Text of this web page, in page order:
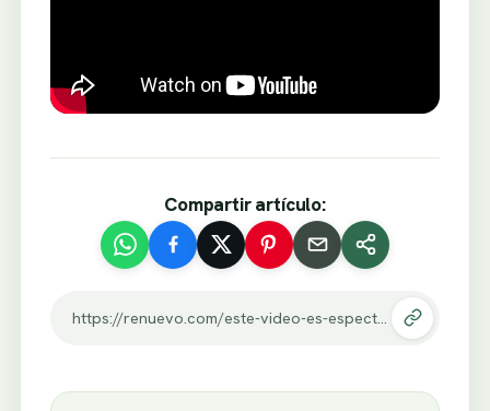
Compartir artículo:
https://renuevo.com/este-video-es-espectacular-ser-madre-es-un-plus-wow.html